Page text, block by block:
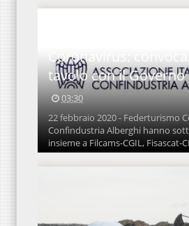
Coronavirus:
tavolo con il Governo
03:30
22 febbraio 2020 - Federturismo
Confindustria Alberghi hanno
insieme a Filcams-CGIL, Fisascat-